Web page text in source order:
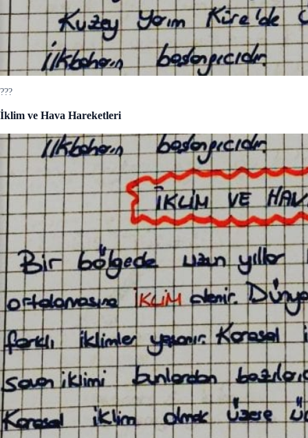
???
İklim ve Hava Hareketleri